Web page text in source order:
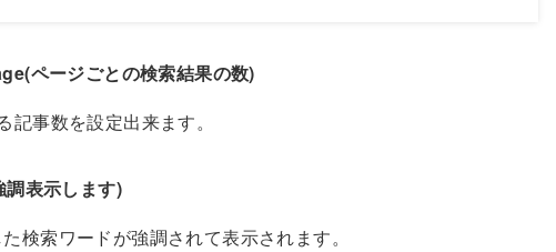
ページごとの検索結果の数)
事数を設定出来ます。
表示します)
検索ワードが強調されて表示されます。